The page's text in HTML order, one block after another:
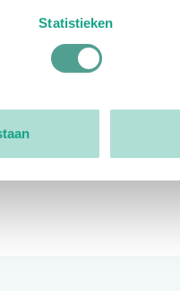
Statistieken